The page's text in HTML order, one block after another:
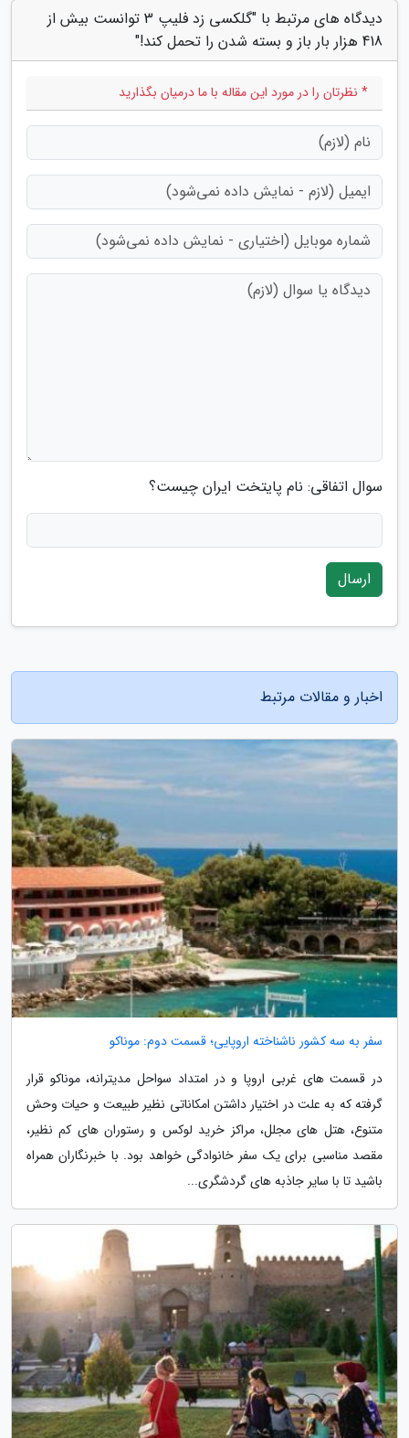
دیدگاه های مرتبط با "گلکسی زد فلیپ 3 توانست بیش از
418 هزار بار باز و بسته شدن را تحمل کند!"
* نظرتان را در مورد این مقاله با ما درمیان بگذارید
سوال اتفاقی: نام پایتخت ایران چیست؟
ارسال
اخبار و مقالات مرتبط
سفر به سه کشور ناشناخته اروپایی؛ قسمت دوم: موناکو
در قسمت های غربی اروپا و در امتداد سواحل مدیترانه، موناکو قرار
گرفته که به علت در اختیار داشتن امکاناتی نظیر طبیعت و حیات وحش
متنوع، هتل های مجلل، مراکز خرید لوکس و رستوران های کم نظیر،
مقصد مناسبی برای یک سفر خانوادگی خواهد بود. با خبرنگاران همراه
باشید تا با سایر جاذبه های گردشگری...